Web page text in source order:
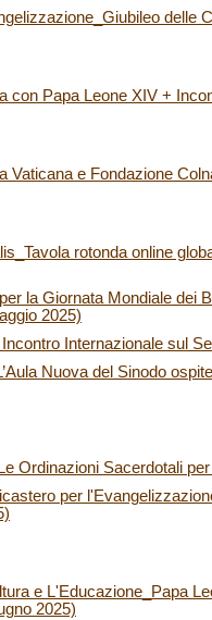
delle
con Papa Leone XIV +
Vaticana e Fondazione
rotonda online
la Giornata Mondiale dei
2025)
Internazionale sul
Nuova del Sinodo
Ordinazioni Sacerdotali
per
e L'Educazione_Papa
2025)